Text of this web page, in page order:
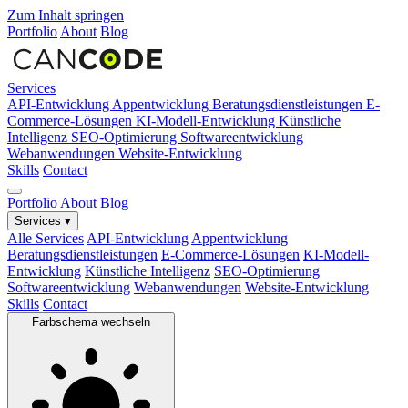
Zum Inhalt springen
Portfolio About Blog
Services
API-Entwicklung Appentwicklung Beratungsdienstleistungen E-
Commerce-Lösungen KI-Modell-Entwicklung Künstliche
Intelligenz SEO-Optimierung Softwareentwicklung
Webanwendungen Website-Entwicklung
Skills Contact
Portfolio About Blog
Services ▾
Alle Services API-Entwicklung Appentwicklung
Beratungsdienstleistungen E-Commerce-Lösungen KI-Modell-
Entwicklung Künstliche Intelligenz SEO-Optimierung
Softwareentwicklung Webanwendungen Website-Entwicklung
Skills Contact
Farbschema wechseln